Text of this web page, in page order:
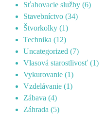
Sťahovacie služby (6)
Stavebníctvo (34)
Štvorkolky (1)
Technika (12)
Uncategorized (7)
Vlasová starostlivosť (1)
Vykurovanie (1)
Vzdelávanie (1)
Zábava (4)
Záhrada (5)